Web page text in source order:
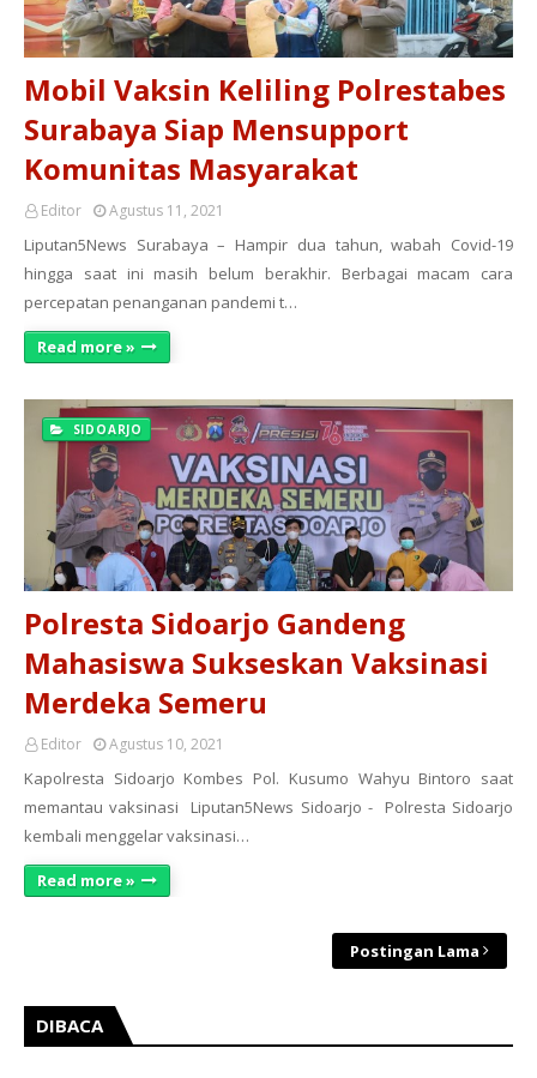
Mobil Vaksin Keliling Polrestabes
Surabaya Siap Mensupport
Komunitas Masyarakat
Editor Agustus 11, 2021
Liputan5News Surabaya – Hampir dua tahun, wabah Covid-19
hingga saat ini masih belum berakhir. Berbagai macam cara
percepatan penanganan pandemi t…
Read more »
SIDOARJO
Polresta Sidoarjo Gandeng
Mahasiswa Sukseskan Vaksinasi
Merdeka Semeru
Editor Agustus 10, 2021
Kapolresta Sidoarjo Kombes Pol. Kusumo Wahyu Bintoro saat
memantau vaksinasi Liputan5News Sidoarjo - Polresta Sidoarjo
kembali menggelar vaksinasi…
Read more »
Postingan Lama
DIBACA